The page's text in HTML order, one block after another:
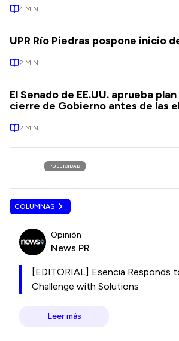
4 MIN
UPR Río Piedras pospone inicio
2 MIN
El Senado de EE.UU. aprueba
cierre de Gobierno antes de las
2 MIN
PUBLICIDAD
COLUMNAS
Opinión
News PR
[EDITORIAL] Esencia Responds
Challenge with Solutions
Leer más